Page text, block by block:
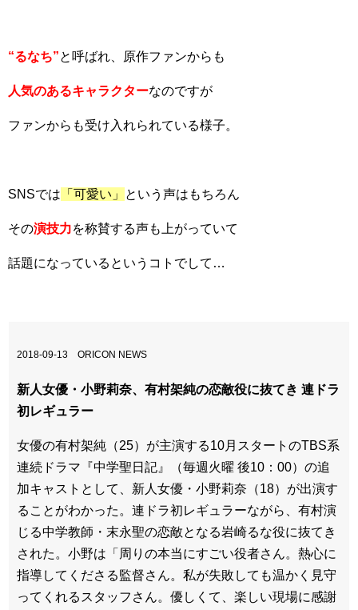
“るなち”と呼ばれ、原作ファンからも
人気のあるキャラクターなのですが
ファンからも受け入れられている様子。
SNSでは 「可愛い」 という声はもちろん
その演技力を称賛する声も上がっていて
話題になっているというコトでして…
2018-09-13 ORICON NEWS
新人女優・小野莉奈、有村架純の恋敵役に抜てき 連ドラ
初レギュラー
女優の有村架純（25）が主演する10月スタートのTBS系
連続ドラマ『中学聖日記』（毎週火曜 後10：00）の追
加キャストとして、新人女優・小野莉奈（18）が出演す
ることがわかった。連ドラ初レギュラーながら、有村演
じる中学教師・末永聖の恋敵となる岩崎るな役に抜てき
された。小野は「周りの本当にすごい役者さん。熱心に
指導してくださる監督さん。私が失敗しても温かく見守
ってくれるスタッフさん。優しくて、楽しい現場に感謝